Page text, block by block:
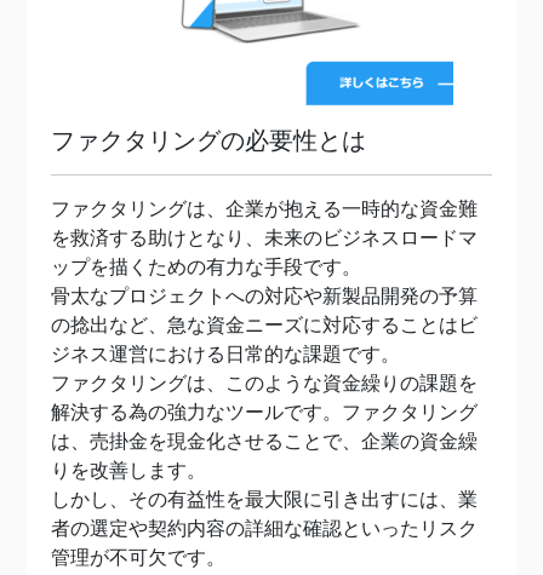
ファクタリングの必要性とは
ファクタリングは、企業が抱える一時的な資金難
を救済する助けとなり、未来のビジネスロードマ
ップを描くための有力な手段です。
骨太なプロジェクトへの対応や新製品開発の予算
の捻出など、急な資金ニーズに対応することはビ
ジネス運営における日常的な課題です。
ファクタリングは、このような資金繰りの課題を
解決する為の強力なツールです。ファクタリング
は、売掛金を現金化させることで、企業の資金繰
りを改善します。
しかし、その有益性を最大限に引き出すには、業
者の選定や契約内容の詳細な確認といったリスク
管理が不可欠です。